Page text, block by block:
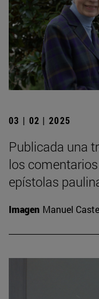
03 | 02 | 2025
Publicada una
los
epístolas
Imagen Manuel